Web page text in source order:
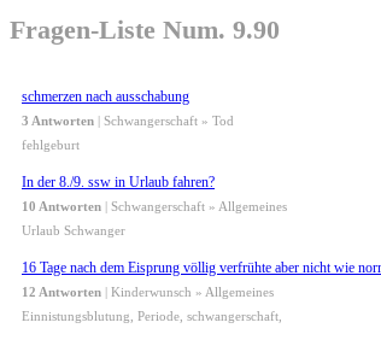
Fragen-Liste Num. 9.90
schmerzen nach ausschabung
3 Antworten | Schwangerschaft » Tod
fehlgeburt
In der 8./9. ssw in Urlaub fahren?
10 Antworten | Schwangerschaft » Allgemeines
Urlaub Schwanger
16 Tage nach dem Eisprung völlig verfrühte aber nicht wie
12 Antworten | Kinderwunsch » Allgemeines
Einnistungsblutung, Periode, schwangerschaft,